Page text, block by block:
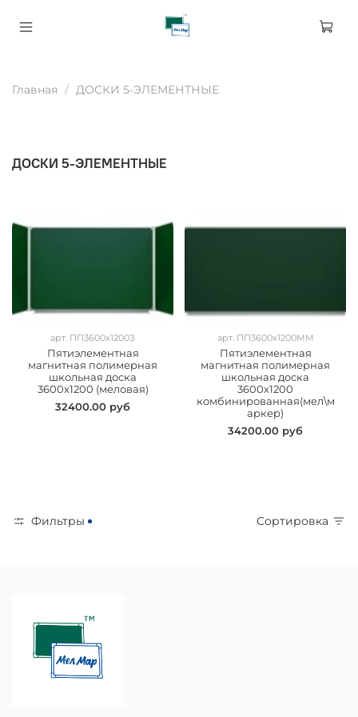
Главная ДОСКИ 5-ЭЛЕМЕНТНЫЕ
ДОСКИ 5-ЭЛЕМЕНТНЫЕ
арт. ПП3600х1200З
Пятиэлементная
магнитная полимерная
школьная доска
3600х1200 (меловая)
32400.00 руб
арт. ПП3600х1200ММ
Пятиэлементная
магнитная полимерная
школьная доска
3600х1200
комбинированная(мел\м
аркер)
34200.00 руб
Фильтры Сортировка